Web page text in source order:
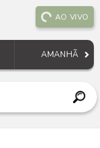
AO VIVO
AMANHÃ